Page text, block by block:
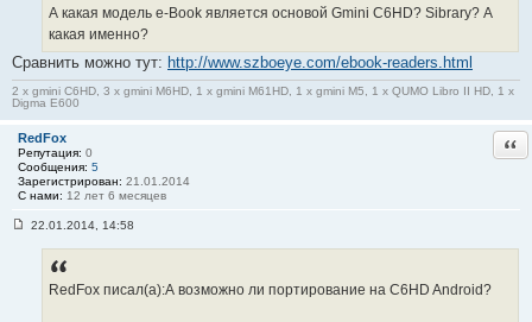
А какая модель e-Book является основой Gmini C6HD? Sibrary? А
какая именно?
Сравнить можно тут: http://www.szboeye.com/ebook-readers.html
2 x gmini C6HD, 3 x gmini M6HD, 1 x gmini M61HD, 1 x gmini M5, 1 x QUMO Libro II HD, 1 x
Digma E600
RedFox
Репутация: 0
Сообщения: 5
Зарегистрирован: 21.01.2014
С нами: 12 лет 6 месяцев
22.01.2014, 14:58
RedFox писал(а):А возможно ли портирование на C6HD Android?